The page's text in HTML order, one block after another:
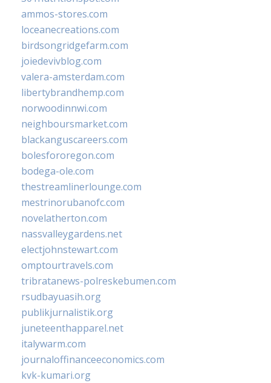
ammos-stores.com
loceanecreations.com
birdsongridgefarm.com
joiedevivblog.com
valera-amsterdam.com
libertybrandhemp.com
norwoodinnwi.com
neighboursmarket.com
blackanguscareers.com
bolesfororegon.com
bodega-ole.com
thestreamlinerlounge.com
mestrinorubanofc.com
novelatherton.com
nassvalleygardens.net
electjohnstewart.com
omptourtravels.com
tribratanews-polreskebumen.com
rsudbayuasih.org
publikjurnalistik.org
juneteenthapparel.net
italywarm.com
journaloffinanceeconomics.com
kvk-kumari.org